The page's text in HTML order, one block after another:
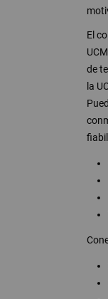
El
de
la